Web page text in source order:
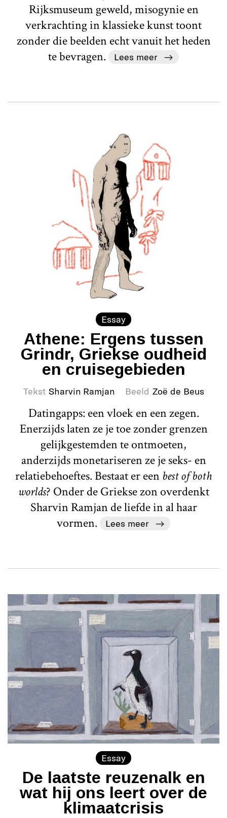
Rijksmuseum geweld, misogynie en
verkrachting in klassieke kunst toont
zonder die beelden echt vanuit het heden
te bevragen.
Lees meer
Essay
Athene: Ergens tussen
Grindr, Griekse oudheid
en cruisegebieden
Tekst Sharvin Ramjan Beeld Zoë de Beus
Datingapps: een vloek en een zegen.
Enerzijds laten ze je toe zonder grenzen
gelijkgestemden te ontmoeten,
anderzijds monetariseren ze je seks- en
relatiebehoeftes. Bestaat er een best of both
worlds? Onder de Griekse zon overdenkt
Sharvin Ramjan de liefde in al haar
vormen.
Lees meer
Essay
De laatste reuzenalk en
wat hij ons leert over de
klimaatcrisis